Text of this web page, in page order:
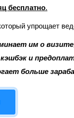
бесплатно.
упрощает
им о
и
больше